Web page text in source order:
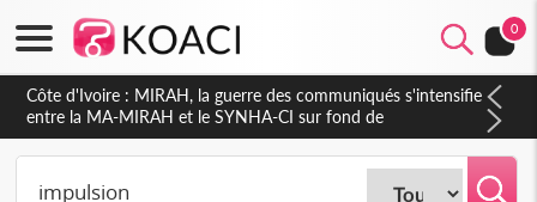
0
Côte d'Ivoire : MIRAH, la guerre des communiqués s'intensifie
entre la MA-MIRAH et le SYNHA-CI sur fond de
gouvernance et le projet de précompte sur les salaires des
agents